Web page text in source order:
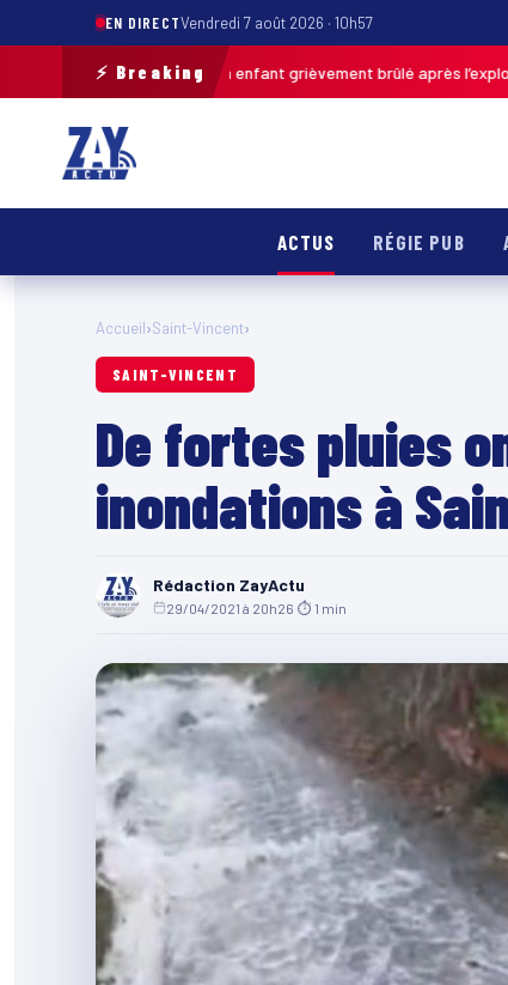
EN DIRECTVendredi 7 août 2026 · 10h57
⚡ Breaking
de-Calais : un enfant grièvement brûlé après l’explosion d’une
ACTUS RÉGIE PUB
Accueil›Saint-Vincent›
SAINT-VINCENT
De fortes pluies
inondations à
Rédaction ZayActu
29/04/2021 à 20h26 ⏱ 1 min